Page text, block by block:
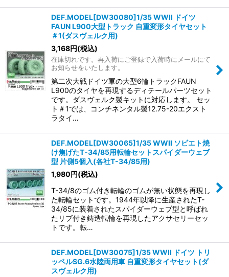
DEF.MODEL[DW30080]1/35 WWII ドイツ
FAUN L900大型トラック 自重変形タイヤセット
＃1(ダスヴェルク用)
3,168円(税込)
在庫切れです。再入荷にご登録で入荷時にメールにて
お知らせをいたします。
第二次大戦ドイツ軍の大型6輪トラックFAUN
L900のタイヤを再現するディテールパーツセット
です。ダスヴェルク製キットに対応します。 セッ
ト＃1では、コンチネンタル製12.75-20エクスト
ラタイ…
DEF.MODEL[DW30065]1/35 WWII ソビエト焼
け焦げたT-34/85用転輪セットスパイダーウェブ
型 片側5個入(各社T-34/85用)
1,980円(税込)
T-34/8のゴム付き転輪のゴムが無い状態を再現し
た転輪セットです。1944年以降に生産されたT-
34/85に装着されたスパイダーウェブ型と呼ばれ
たリブ付き鋳造転輪を再現したアクサセリーセッ
トです。転…
DEF.MODEL[DW30075]1/35 WWII ドイツ トリ
ッペルSG.6水陸両用車 自重変形タイヤセット(ダ
スヴェルク用)